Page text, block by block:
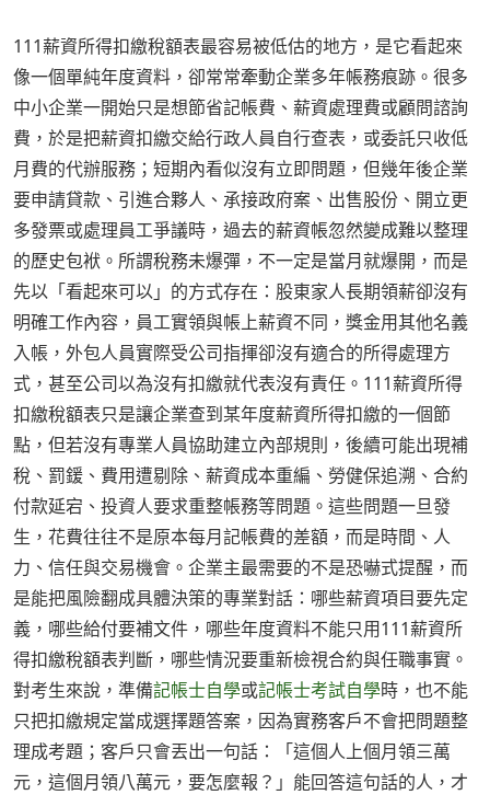
111薪資所得扣繳稅額表最容易被低估的地方，是它看起來
像一個單純年度資料，卻常常牽動企業多年帳務痕跡。很多
中小企業一開始只是想節省記帳費、薪資處理費或顧問諮詢
費，於是把薪資扣繳交給行政人員自行查表，或委託只收低
月費的代辦服務；短期內看似沒有立即問題，但幾年後企業
要申請貸款、引進合夥人、承接政府案、出售股份、開立更
多發票或處理員工爭議時，過去的薪資帳忽然變成難以整理
的歷史包袱。所謂稅務未爆彈，不一定是當月就爆開，而是
先以「看起來可以」的方式存在：股東家人長期領薪卻沒有
明確工作內容，員工實領與帳上薪資不同，獎金用其他名義
入帳，外包人員實際受公司指揮卻沒有適合的所得處理方
式，甚至公司以為沒有扣繳就代表沒有責任。111薪資所得
扣繳稅額表只是讓企業查到某年度薪資所得扣繳的一個節
點，但若沒有專業人員協助建立內部規則，後續可能出現補
稅、罰鍰、費用遭剔除、薪資成本重編、勞健保追溯、合約
付款延宕、投資人要求重整帳務等問題。這些問題一旦發
生，花費往往不是原本每月記帳費的差額，而是時間、人
力、信任與交易機會。企業主最需要的不是恐嚇式提醒，而
是能把風險翻成具體決策的專業對話：哪些薪資項目要先定
義，哪些給付要補文件，哪些年度資料不能只用111薪資所
得扣繳稅額表判斷，哪些情況要重新檢視合約與任職事實。
對考生來說，準備記帳士自學或記帳士考試自學時，也不能
只把扣繳規定當成選擇題答案，因為實務客戶不會把問題整
理成考題；客戶只會丟出一句話：「這個人上個月領三萬
元，這個月領八萬元，要怎麼報？」能回答這句話的人，才